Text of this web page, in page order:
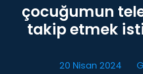
çocuğumun
takip etmek
20 Nisan 2024